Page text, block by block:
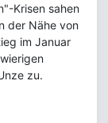
Krisen sahen
der Nähe von
im Januar
zu.